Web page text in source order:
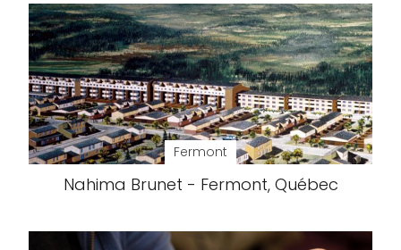
Fermont
Nahima Brunet - Fermont, Québec